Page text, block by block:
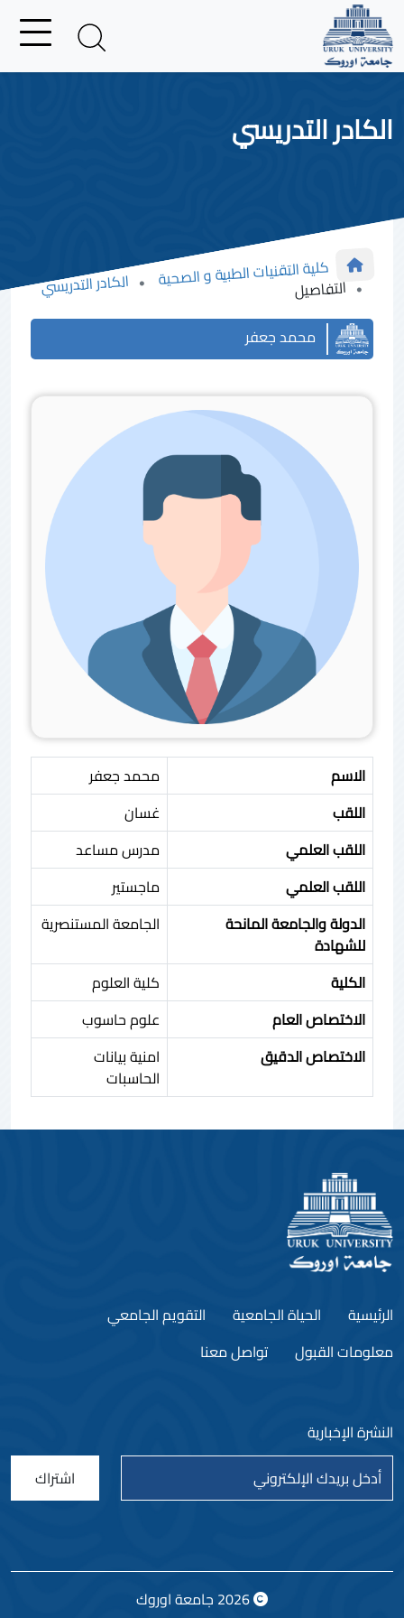
الكادر التدريسي
كلية التقنيات الطبية و الصحية الكادر التدريسي التفاصيل
محمد جعفر
الاسم
محمد جعفر
اللقب
غسان
اللقب العلمي
مدرس مساعد
اللقب العلمي
ماجستير
الدولة والجامعة المانحة
للشهادة
الجامعة المستنصرية
الكلية
كلية العلوم
الاختصاص العام
علوم حاسوب
الاختصاص الدقيق
امنية بيانات
الحاسبات
الرئيسية الحياة الجامعية
التقويم الجامعي
معلومات القبول
تواصل معنا
النشرة الإخبارية
اشتراك
2026 جامعة اوروك